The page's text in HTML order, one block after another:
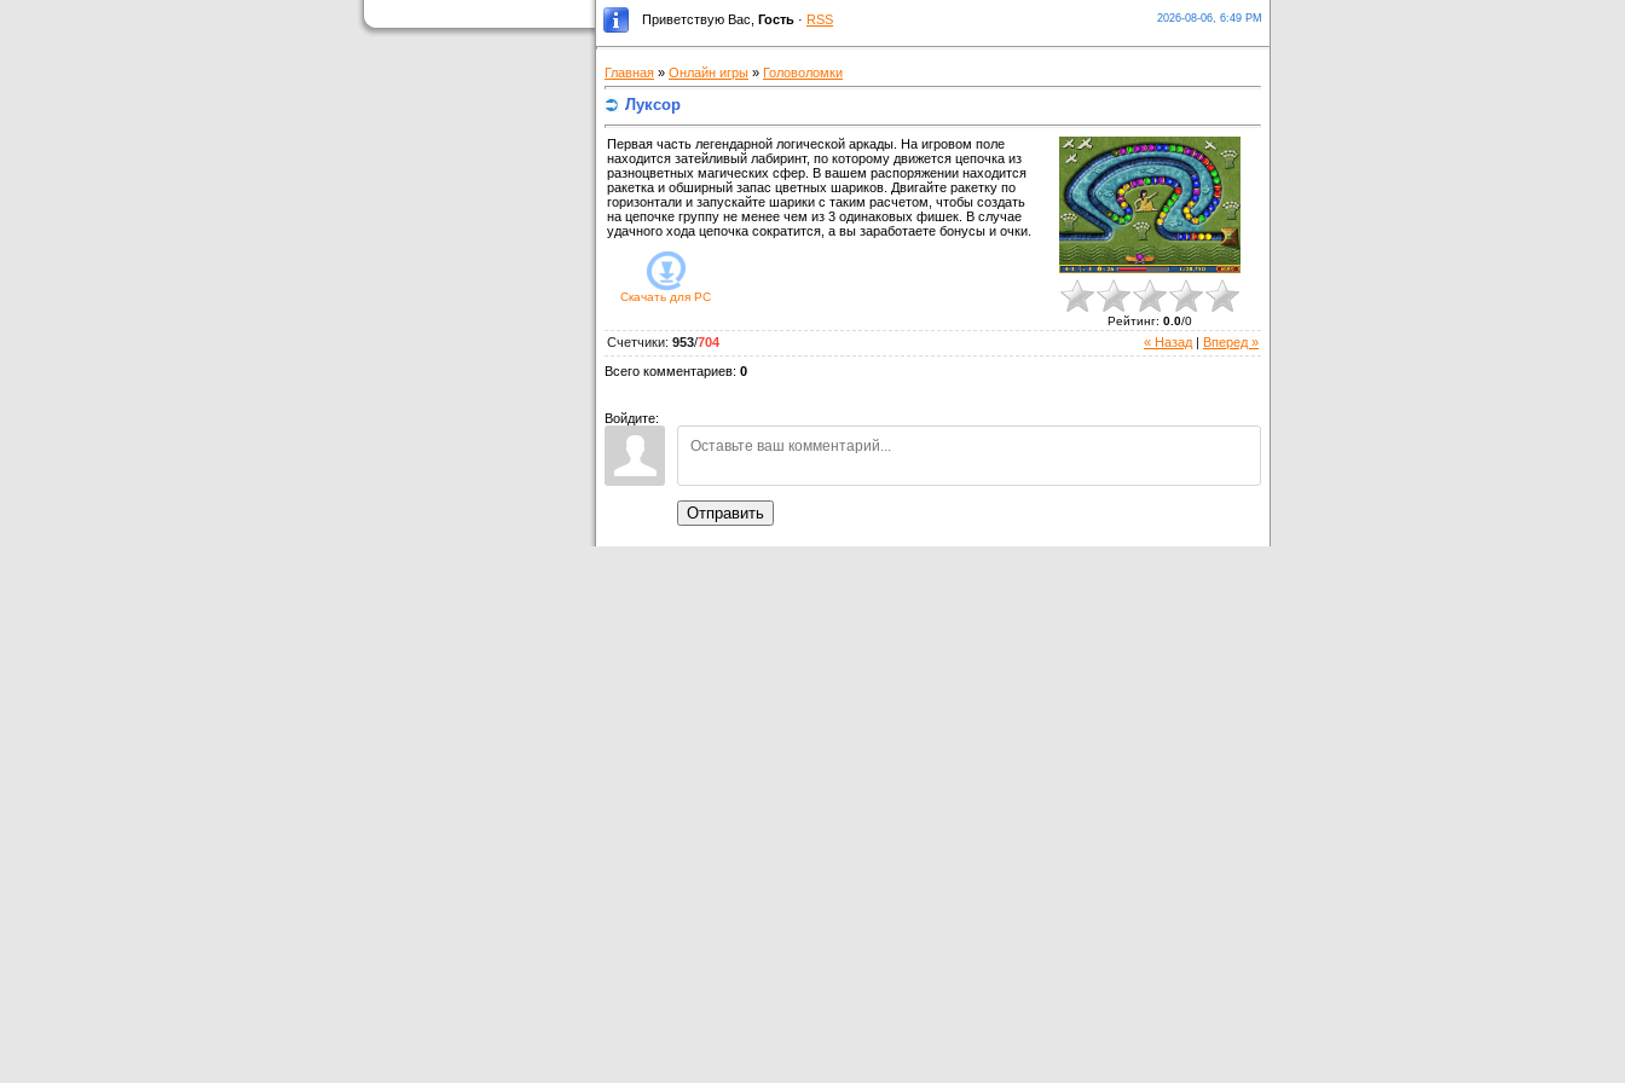
Приветствую Вас Гость · RSS 2026-08-06, 6:49 PM
Главная » Онлайн игры » Головоломки
Луксор
Первая часть легендарной логической аркады. На игровом поле
находится затейливый лабиринт, по которому движется цепочка из
разноцветных магических сфер. В вашем распоряжении находится
ракетка и обширный запас цветных шариков. Двигайте ракетку по
горизонтали и запускайте шарики с таким расчетом, чтобы создать
на цепочке группу не менее чем из 3 одинаковых фишек. В случае
удачного хода цепочка сократится, а вы заработаете бонусы и очки.
Скачать для PC
Рейтинг: 0.0/0
« Назад | Вперед »
Счетчики: 953/704
Всего комментариев: 0
Войдите:
Отправить